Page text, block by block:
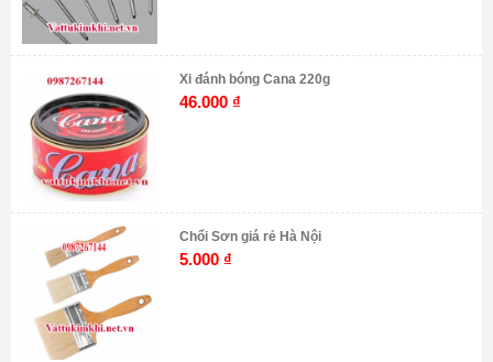
Xi đánh bóng Cana 220g
46.000 ₫
Chổi Sơn giá rẻ Hà Nội
5.000 ₫